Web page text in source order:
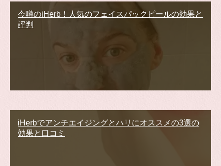
今噂のiHerb！人気のフェイスパックピールの効果と
評判
iHerbでアンチエイジングとハリにオススメの3選の
効果と口コミ